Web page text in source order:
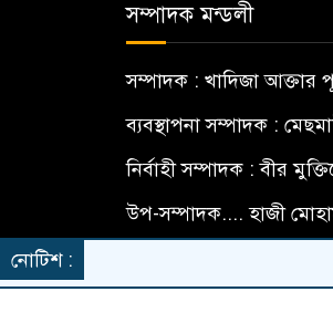
সম্পাদক মন্ডলী
সম্পাদক : খাদিজা আক্তার
ব্যবস্থাপনা সম্পাদক :
নির্বাহী সম্পাদক : বীর
উপ-সম্পাদক.... হাজী
নোটিশ :